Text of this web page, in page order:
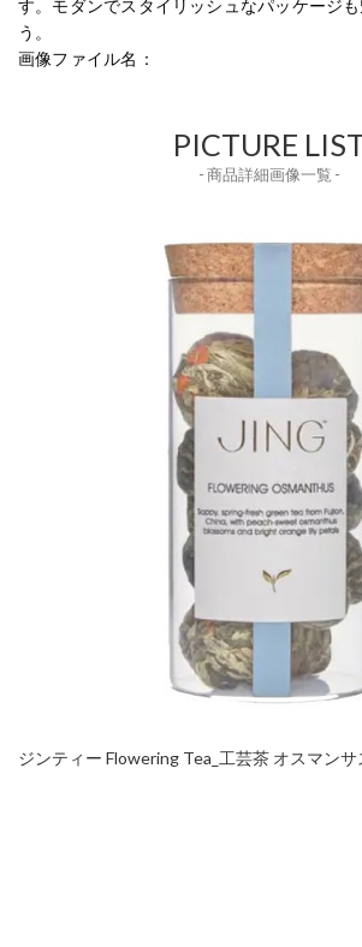
す。モダンでスタイリッシュなパッケージ
う。
画像ファイル名：
PICTURE
- 商品詳細画像一覧 -
ジンティー Flowering Tea_工芸茶 オスマン